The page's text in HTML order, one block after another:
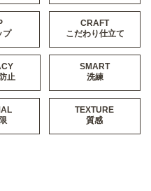
プ
CRAFT
こだわり仕立て
止
SMART
洗練
TEXTURE
質感